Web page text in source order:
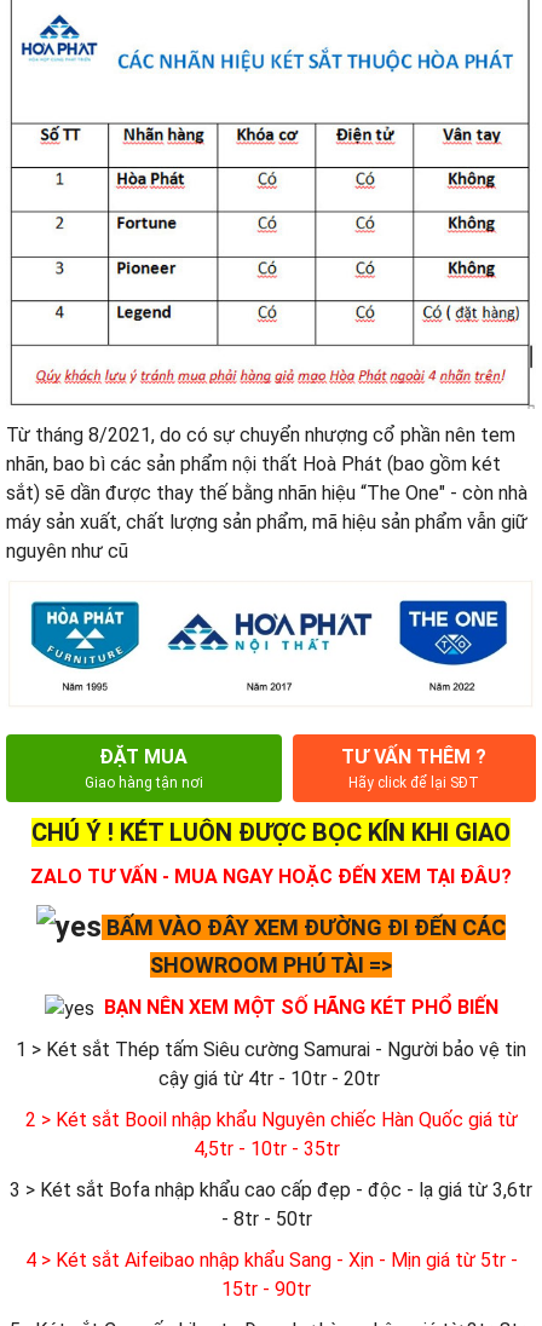
Từ tháng 8/2021, do có sự chuyển nhượng cổ phần nên tem
nhãn, bao bì các sản phẩm nội thất Hoà Phát (bao gồm két
sắt) sẽ dần được thay thế bằng nhãn hiệu “The One" - còn nhà
máy sản xuất, chất lượng sản phẩm, mã hiệu sản phẩm vẫn giữ
nguyên như cũ
ĐẶT MUA
Giao hàng tận nơi
TƯ VẤN THÊM ?
Hãy click để lại SĐT
CHÚ Ý ! KÉT LUÔN ĐƯỢC BỌC KÍN KHI GIAO
ZALO TƯ VẤN - MUA NGAY HOẶC ĐẾN XEM TẠI ĐÂU?
BẤM VÀO ĐÂY XEM ĐƯỜNG ĐI ĐẾN CÁC
SHOWROOM PHÚ TÀI =>
BẠN NÊN XEM MỘT SỐ HÃNG KÉT PHỔ BIẾN
1 > Két sắt Thép tấm Siêu cường Samurai - Người bảo vệ tin
cậy giá từ 4tr - 10tr - 20tr
2 > Két sắt Booil nhập khẩu Nguyên chiếc Hàn Quốc giá từ
4,5tr - 10tr - 35tr
3 > Két sắt Bofa nhập khẩu cao cấp đẹp - độc - lạ giá từ 3,6tr
- 8tr - 50tr
4 > Két sắt Aifeibao nhập khẩu Sang - Xịn - Mịn giá từ 5tr -
15tr - 90tr